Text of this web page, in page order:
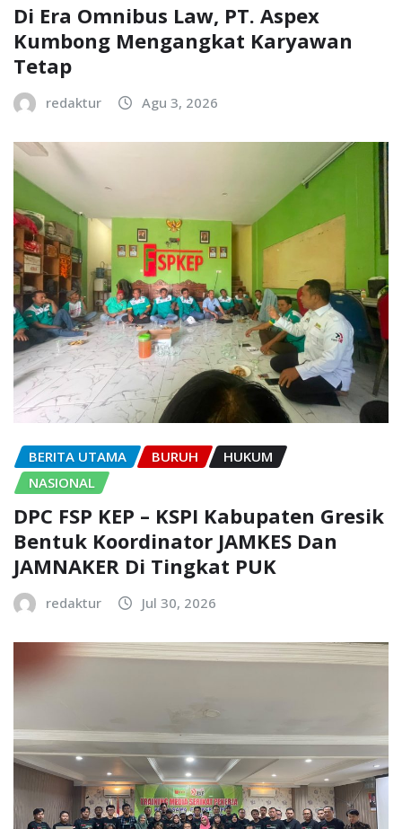
Di Era Omnibus Law, PT. Aspex
Kumbong Mengangkat Karyawan
Tetap
redaktur Agu 3, 2026
BERITA UTAMA BURUH
HUKUM
NASIONAL
DPC FSP KEP – KSPI Kabupaten Gresik
Bentuk Koordinator JAMKES Dan
JAMNAKER Di Tingkat PUK
redaktur Jul 30, 2026